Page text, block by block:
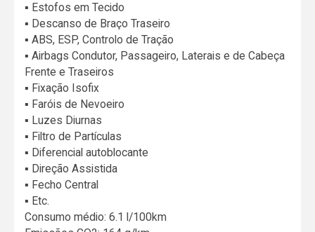
▪️ Estofos em Tecido
▪️ Descanso de Braço Traseiro
▪️ ABS, ESP, Controlo de Tração
▪️ Airbags Condutor, Passageiro, Laterais e de Cabeça
Frente e Traseiros
▪️ Fixação Isofix
▪️ Faróis de Nevoeiro
▪️ Luzes Diurnas
▪️ Filtro de Partículas
▪️ Diferencial autoblocante
▪️ Direção Assistida
▪️ Fecho Central
▪️ Etc.
Consumo médio: 6.1 l/100km